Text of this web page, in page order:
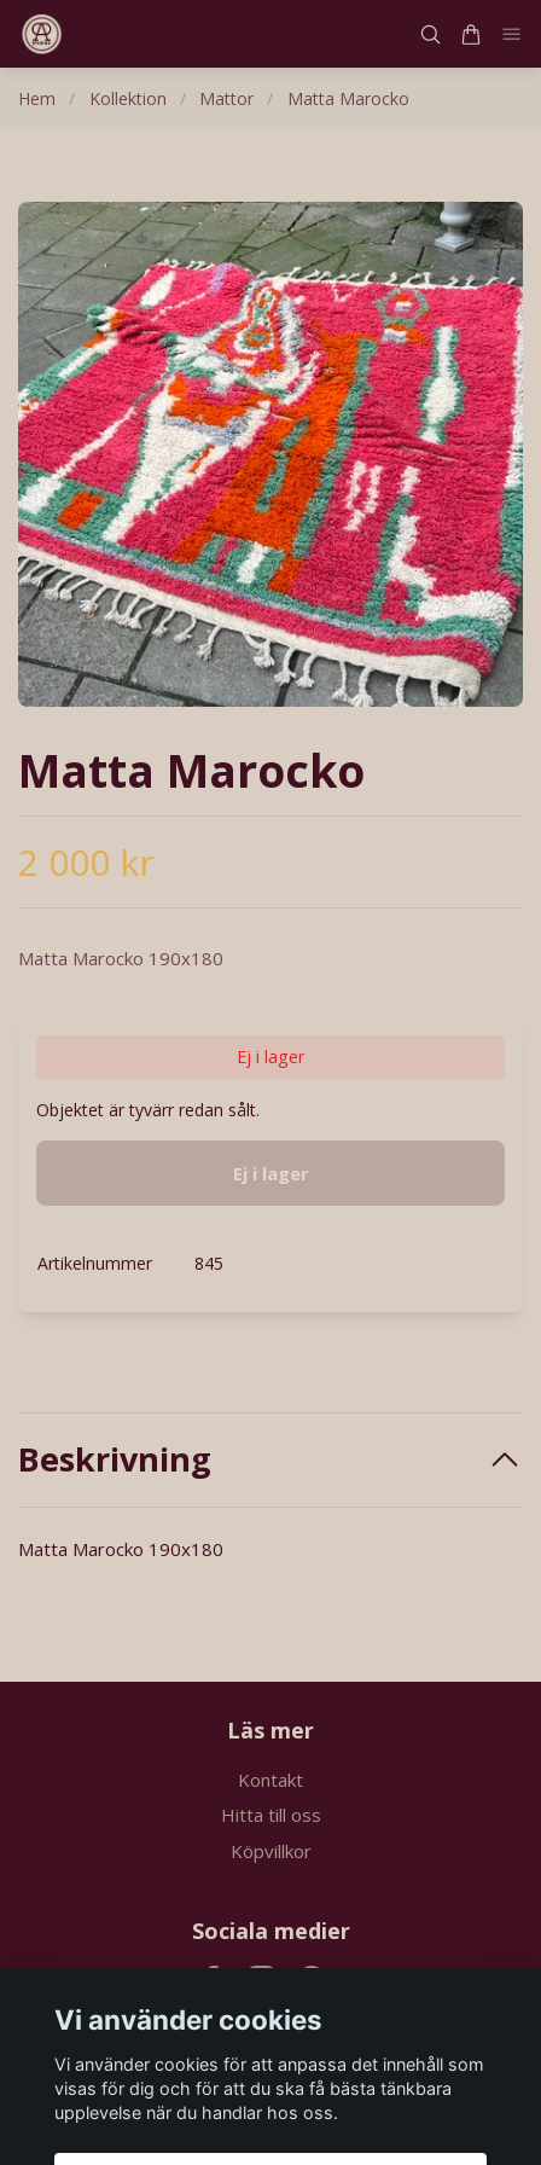
Hem / Kollektion / Mattor / Matta Marocko
Matta Marocko
2 000 kr
Matta Marocko 190x180
Ej i lager
Objektet är tyvärr redan sålt.
Ej i lager
Artikelnummer 845
Beskrivning
Matta Marocko 190x180
Läs mer
Kontakt
Hitta till oss
Köpvillkor
Sociala medier
Prenumerera på vårt nyhetsbrev
Vi använder cookies
Vi använder cookies för att anpassa det innehåll som
visas för dig och för att du ska få bästa tänkbara
upplevelse när du handlar hos oss.